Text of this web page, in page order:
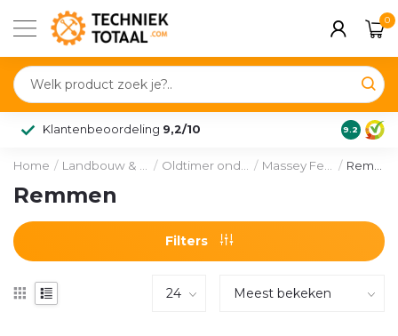
0
Klantenbeoordeling 9,2/10 9.2
Home / / / /
Remmen
Filters